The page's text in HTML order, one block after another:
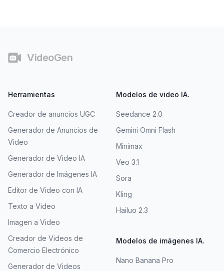
VideoGen
Herramientas
Creador de anuncios UGC
Generador de Anuncios de
Video
Generador de Video IA
Generador de Imágenes IA
Editor de Video con IA
Texto a Video
Imagen a Video
Creador de Videos de
Comercio Electrónico
Generador de Videos
Modelos de video IA.
Seedance 2.0
Gemini Omni Flash
Minimax
Veo 3.1
Sora
Kling
Hailuo 2.3
Modelos de imágenes IA.
Nano Banana Pro